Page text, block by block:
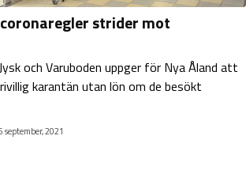
strider mot
och Varuboden uppger för Nya Åland att
karantän utan lön om de besökt
september, 2021